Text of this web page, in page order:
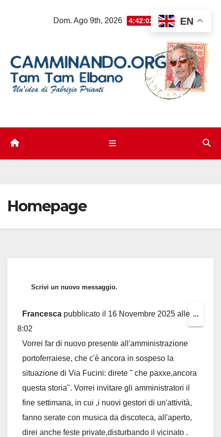
Dom. Ago 9th, 2026 4:42:03 PM
Homepage
Francesca pubblicato il 16 Novembre 2025 alle
8:02
Vorrei far di nuovo presente all'amministrazione
portoferraiese, che c'è ancora in sospeso la
situazione di Via Fucini: direte " che paxxe,ancora
questa storia". Vorrei invitare gli amministratori il
fine settimana, in cui ,i nuovi gestori di un'attività,
fanno serate con musica da discoteca, all'aperto,
direi anche feste private,disturbando il vicinato .
...
this
EN